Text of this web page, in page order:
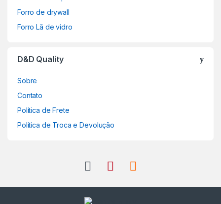
Forro de drywall
Forro Lã de vidro
D&D Quality
Sobre
Contato
Política de Frete
Política de Troca e Devolução